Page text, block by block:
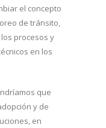
el concepto
de tránsito,
procesos y
en los
que
y de
en